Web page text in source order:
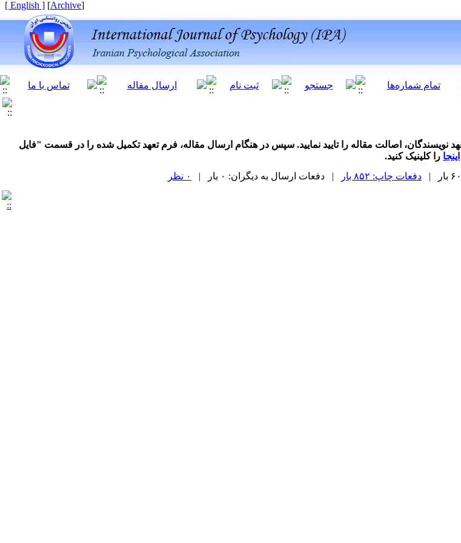
[
Archive
]
[ English ]
اصالت مقاله را تایید نمایید. سپس در هنگام ارسال مقاله، فرم تعهد تکمیل شده را در قسمت "فایل
اینجا را کلینیک کنید.
دفعات چاپ: ۸۵۲ بار | دفعات ارسال به دیگران: ۰ بار | ۰ نظر